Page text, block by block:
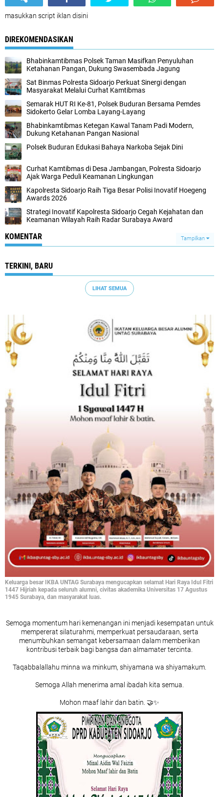
masukkan script iklan disini
DIREKOMENDASIKAN
Bhabinkamtibmas Polsek Taman Masifkan Penyuluhan
Ketahanan Pangan, Dukung Swasembada Jagung
Sat Binmas Polresta Sidoarjo Perkuat Sinergi dengan
Masyarakat Melalui Curhat Kamtibmas
Semarak HUT RI Ke-81, Polsek Buduran Bersama Pemdes
Sidokerto Gelar Lomba Layang-Layang
Bhabinkamtibmas Ketegan Kawal Tanam Padi Modern,
Dukung Ketahanan Pangan Nasional
Polsek Buduran Edukasi Bahaya Narkoba Sejak Dini
Curhat Kamtibmas di Desa Jambangan, Polresta Sidoarjo
Ajak Warga Peduli Keamanan Lingkungan
Kapolresta Sidoarjo Raih Tiga Besar Polisi Inovatif Hoegeng
Awards 2026
Strategi Inovatif Kapolresta Sidoarjo Cegah Kejahatan dan
Keamanan Wilayah Raih Radar Surabaya Award
KOMENTAR Tampilkan
TERKINI, BARU
LIHAT SEMUA
Keluarga besar IKBA UNTAG Surabaya mengucapkan selamat Hari Raya Idul Fitri
1447 Hijriah kepada seluruh alumni, civitas akademika Universitas 17 Agustus
1945 Surabaya, dan masyarakat luas.
Semoga momentum hari kemenangan ini menjadi kesempatan untuk
mempererat silaturahmi, memperkuat persaudaraan, serta
menumbuhkan semangat kebersamaan dalam memberikan
kontribusi terbaik bagi bangsa dan almamater tercinta.
Taqabbalallahu minna wa minkum, shiyamana wa shiyamakum.
Semoga Allah menerima amal ibadah kita semua.
Mohon maaf lahir dan batin. 🤝✨